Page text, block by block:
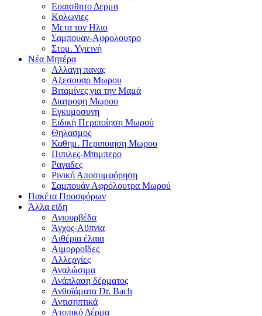
Ευαισθητο Δερμα
Κολωνιες
Μετα τον Ηλιο
Σαμπουαν-Αφρολουτρο
Στομ. Υγιεινή
Νέα Μητέρα
Αλλαγη πανας
Αξεσουαρ Μωρου
Βιταμίνες για την Μαμά
Διατροφη Μωρου
Εγκυμοσυνη
Ειδική Περιποίηση Μωρού
Θηλασμος
Καθημ. Περιποιηση Μωρου
Πιπιλες-Μπιμπερο
Ραγαδες
Ρινική Αποσυμφόρηση
Σαμπουάν Αφρόλουτρα Μωρού
Πακέτα Προσφόρων
Άλλα είδη
Αγιουρβέδα
Άγχος-Αϋπνια
Αιθέρια έλαια
Αιμορροΐδες
Αλλεργίες
Αναλώσιμα
Ανάπλαση δέρματος
Ανθοϊάματα Dr. Bach
Αντισηπτικά
Ατοπικό Δέρμα